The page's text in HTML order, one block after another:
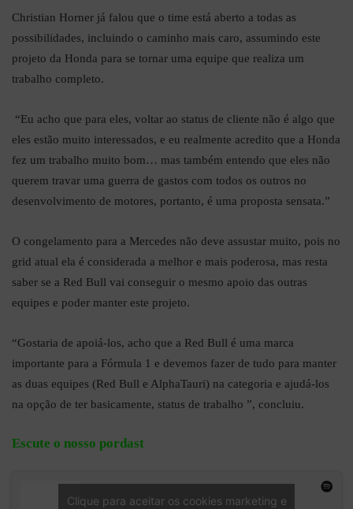
Christian Horner já falou que o time está aberto a todas as
possibilidades, incluindo o caminho mais caro, assumindo este
projeto da Honda para se tornar uma equipe que realiza um
trabalho completo.
“Eu acho que para eles, voltar ao status de cliente não é algo que
eles estão muito interessados, e eu realmente acredito que a Honda
fez um trabalho muito bom… mas também entendo que eles não
querem travar uma guerra de gastos com todos os outros no
desenvolvimento de motores, portanto, é uma proposta sensata.”
O congelamento para a Mercedes não deve assustar muito, pois no
grid atual ela é considerada a melhor e mais poderosa, mas resta
saber se a Red Bull vai conseguir o mesmo apoio das outras
equipes e poder manter este projeto.
“Gostaria de apoiá-los, acho que a Red Bull é uma marca
importante para a Fórmula 1 e devemos fazer de tudo para manter
as duas equipes (Red Bull e AlphaTauri) na categoria e ajudá-los
na opção de ter basicamente, status de trabalho ”, concluiu.
Escute o nosso pordast
Clique para aceitar os cookies marketing e